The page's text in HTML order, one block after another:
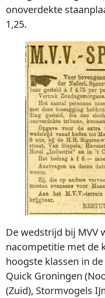
onoverdekte
1,25.
De wedstrijd bij MVV
nacompetitie met de
hoogste klassen in
Quick Groningen
(Zuid), Stormvogels